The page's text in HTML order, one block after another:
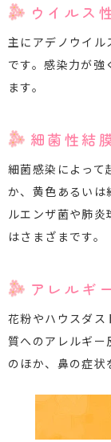
ウイルス
主にアデノウイ
です。感染力が強
ます。
細菌性結
細菌感染によって
か、黄色あるいは
ルエンザ菌や肺
はさまざまです。
アレルギ
花粉やハウスダス
質へのアレルギー
のほか、鼻の症状